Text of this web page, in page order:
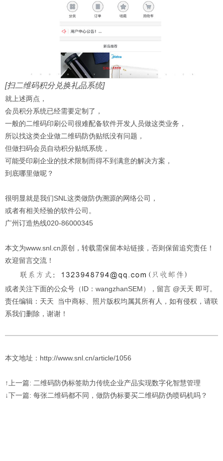
[扫二维码积分兑换礼品系统]
就上述两点，
会员积分系统已经需要定制了，
一般的二维码印刷公司很难配备软件开发人员做这类业务，
所以找这类企业做二维码防伪贴纸没有问题，
但做扫码会员自动积分贴纸系统，
可能受印刷企业的技术限制而得不到满意的解决方案，
到底哪里做呢？
很明显就是我们SNL这类做防伪溯源的网络公司，
或者有相关经验的软件公司。
广州订造热线020-86000345
本文为www.snl.cn原创，转载需保留本站链接，否则保留追究责任！
欢迎留言交流！
或者关注下面的公众号（ID：wangzhanSEM），留言 @天天 即可。
责任编辑：天天 当中商标、照片版权均属其所有人，如有侵权，请联
系我们删除，谢谢！
本文地址：http://www.snl.cn/article/1056
↑上一篇: 二维码防伪标签助力传统企业产品实现数字化智慧管理
↓下一篇: 每张二维码都不同，做防伪标要买二维码防伪喷码机吗？